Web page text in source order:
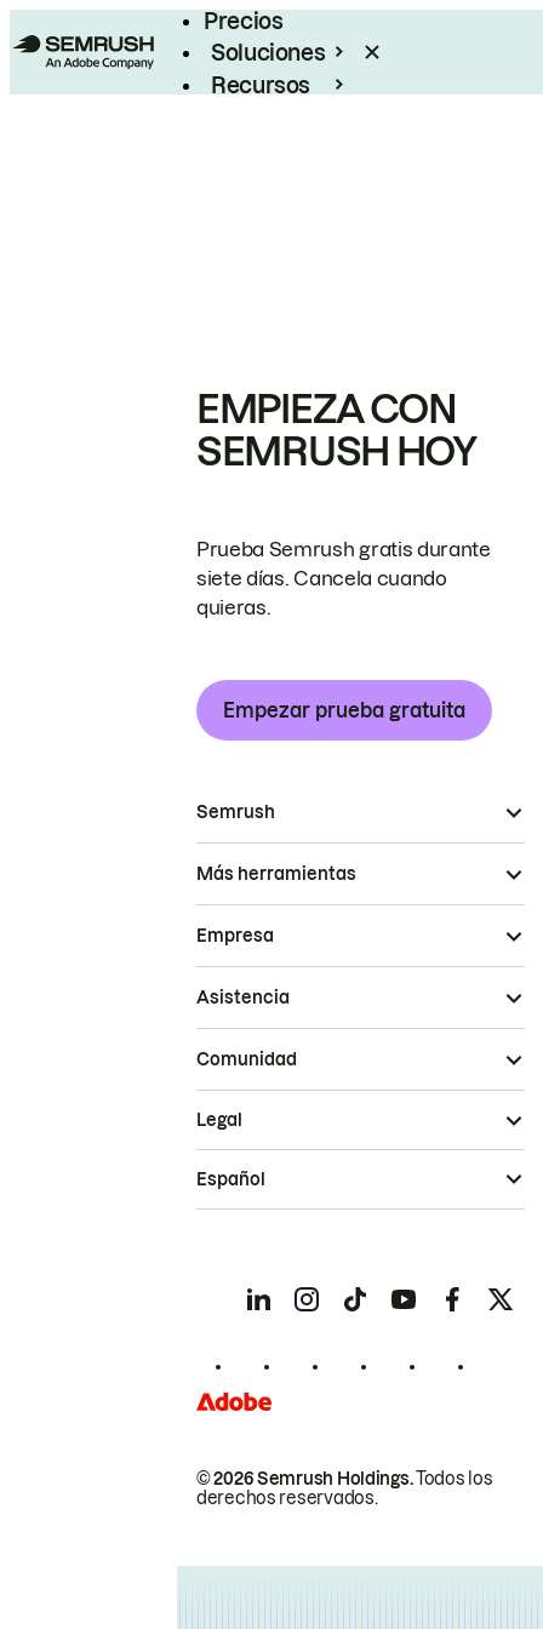
Precios
Soluciones
Recursos
EMPIEZA CON
SEMRUSH HOY
Prueba Semrush gratis durante
siete días. Cancela cuando
quieras.
Empezar prueba gratuita
Semrush
Más herramientas
Empresa
Asistencia
Comunidad
© 2026 Semrush Holdings.Todos los
derechos reservados.
Legal
Español